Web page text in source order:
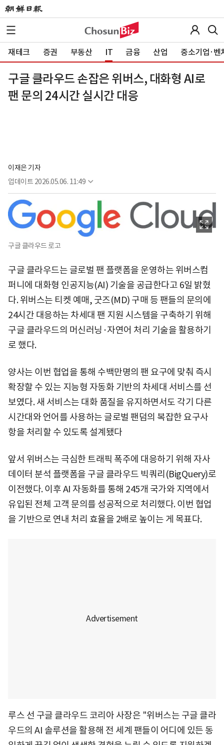
재테크 증권 부동산 IT 금융 산업 중소기업·벤
구글 클라우드 손잡은 위버스, 대화형 AI로
팬 문의 24시간 실시간 대응
이재은 기자
업데이트 2026.05.06. 11:49
구글 클라우드 로고
구글 클라우드는 글로벌 팬 플랫폼을 운영하는 위버스컴
퍼니에 대화형 인공지능(AI) 기술을 공급한다고 6일 밝혔
다. 위버스는 티켓 예매, 굿즈(MD) 구매 등 팬들의 문의에
24시간 대응하는 차세대 팬 지원 시스템을 구축하기 위해
구글 클라우드의 머신러닝·자연어 처리 기술을 활용하기
로 했다.
양사는 이번 협업을 통해 수백만명의 팬 요구에 맞춰 즉시
확장할 수 있는 지능형 자동화 기반의 차세대 서비스를 선
보였다. 새 서비스는 대화 품질을 유지하면서도 각기 다른
시간대와 언어를 사용하는 글로벌 팬덤의 복잡한 요구사
항을 처리할 수 있도록 설계됐다
앞서 위버스는 극심한 트래픽 폭주에 대응하기 위해 자사
데이터 분석 플랫폼을 구글 클라우드 빅쿼리(BigQuery)로
이전했다. 이후 AI 자동화를 통해 245개 국가와 지역에서
유입된 전체 고객 문의를 성공적으로 처리했다. 이번 협업
을 기반으로 연내 처리 효율을 2배로 높이는 게 목표다.
루스 선 구글 클라우드 코리아 사장은 "위버스는 구글 클라
우드의 AI 솔루션을 활용해 전 세계 팬들이 어디에 있든 동